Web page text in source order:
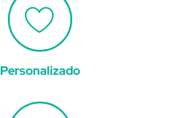
Personalizado